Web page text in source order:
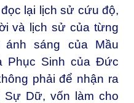
lại lịch sử cứu độ,
và lịch sử của từng
sáng của Mầu
Phục Sinh của Đức
phải để nhận ra
Sự Dữ, vốn làm cho